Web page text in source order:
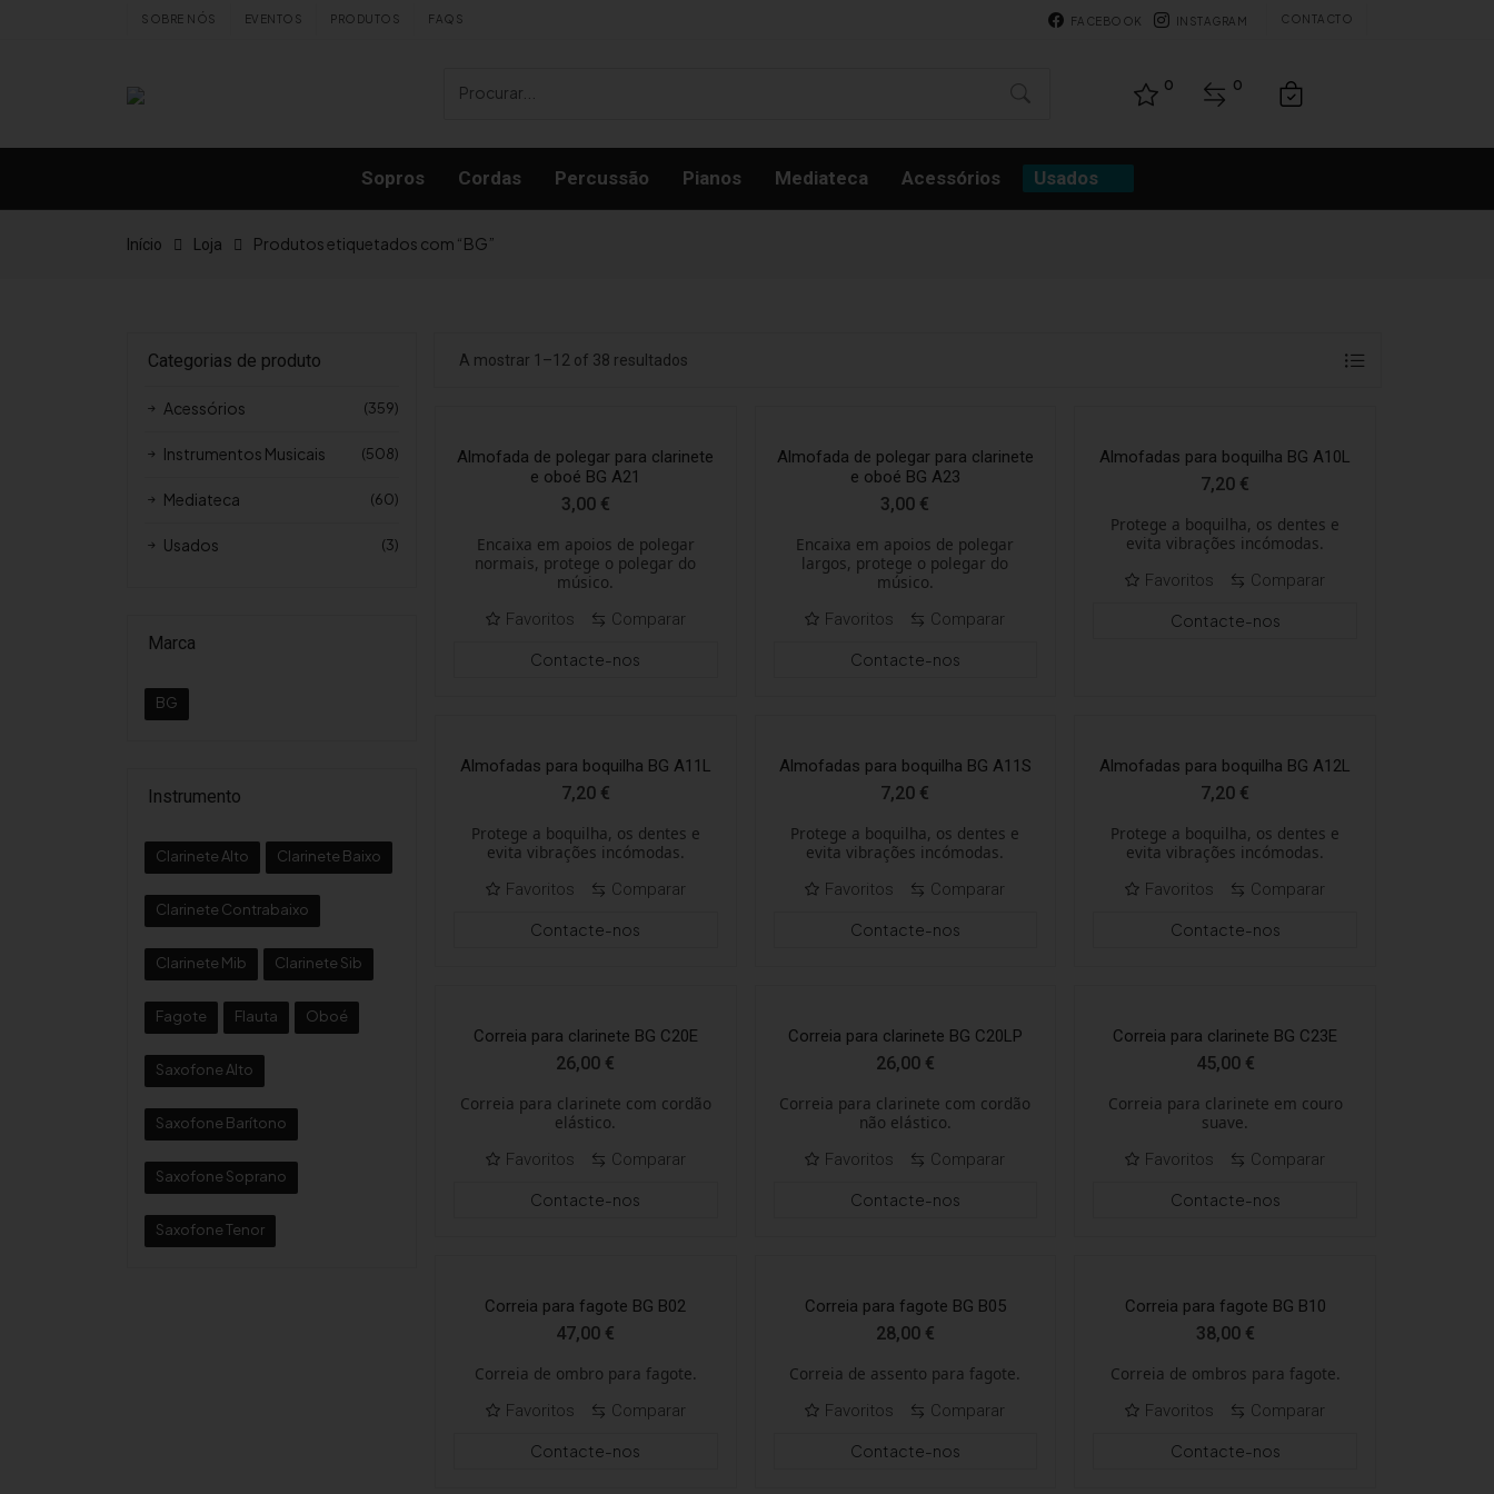
SOBRE NÓS EVENTOS PRODUTOS FAQS FACEBOOK INSTAGRAM CONTACTO
0 0
Sopros Cordas Percussão Pianos Mediateca Acessórios Usados
Início Loja Produtos etiquetados com “BG”
Categorias de produto
Acessórios (359)
Instrumentos Musicais (508)
Mediateca (60)
Usados (3)
Marca
BG
Instrumento
Clarinete Alto Clarinete Baixo
Clarinete Contrabaixo
Clarinete Mib Clarinete Sib
Fagote Flauta Oboé
Saxofone Alto
Saxofone Barítono
Saxofone Soprano
Saxofone Tenor
A mostrar 1–12 of 38 resultados
Almofada de polegar para clarinete
e oboé BG A21
3,00 €
Encaixa em apoios de polegar
normais, protege o polegar do
músico.
Favoritos
Comparar
Contacte-nos
Almofada de polegar para clarinete
e oboé BG A23
3,00 €
Encaixa em apoios de polegar
largos, protege o polegar do
músico.
Favoritos
Comparar
Contacte-nos
Almofadas para boquilha BG A10L
7,20 €
Protege a boquilha, os dentes e
evita vibrações incómodas.
Favoritos
Comparar
Contacte-nos
Almofadas para boquilha BG A11L
7,20 €
Protege a boquilha, os dentes e
evita vibrações incómodas.
Favoritos
Comparar
Contacte-nos
Almofadas para boquilha BG A11S
7,20 €
Protege a boquilha, os dentes e
evita vibrações incómodas.
Favoritos
Comparar
Contacte-nos
Almofadas para boquilha BG A12L
7,20 €
Protege a boquilha, os dentes e
evita vibrações incómodas.
Favoritos
Comparar
Contacte-nos
Correia para clarinete BG C20E
26,00 €
Correia para clarinete com cordão
elástico.
Favoritos
Comparar
Contacte-nos
Correia para clarinete BG C20LP
26,00 €
Correia para clarinete com cordão
não elástico.
Favoritos
Comparar
Contacte-nos
Correia para clarinete BG C23E
45,00 €
Correia para clarinete em couro
suave.
Favoritos
Comparar
Contacte-nos
Correia para fagote BG B02
47,00 €
Correia de ombro para fagote.
Favoritos
Comparar
Contacte-nos
Correia para fagote BG B05
28,00 €
Correia de assento para fagote.
Favoritos
Comparar
Contacte-nos
Correia para fagote BG B10
38,00 €
Correia de ombros para fagote.
Favoritos
Comparar
Contacte-nos